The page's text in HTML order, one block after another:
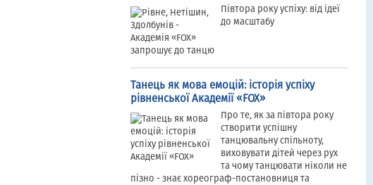
Півтора року успіху: від ідеї
до масштабу
Танець як мова емоцій: історія успіху
рівненської Академії «FOX»
Про те, як за півтора року
створити успішну
танцювальну спільноту,
виховувати дітей через рух
та чому танцювати ніколи не
пізно - знає хореограф-постановниця та